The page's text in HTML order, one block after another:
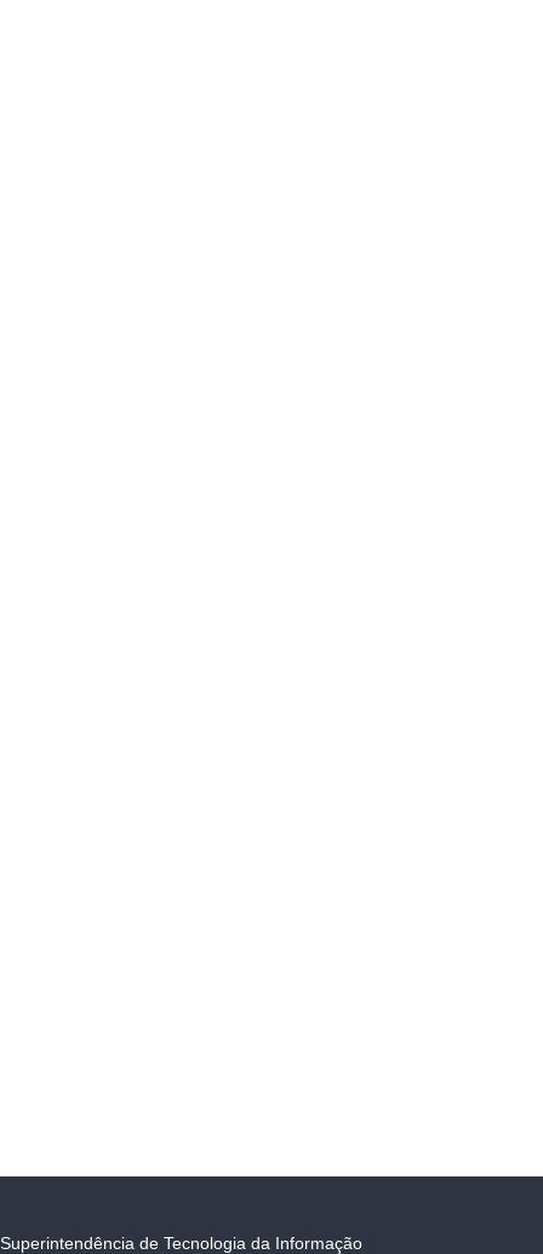
Superintendência de Tecnologia da Informação